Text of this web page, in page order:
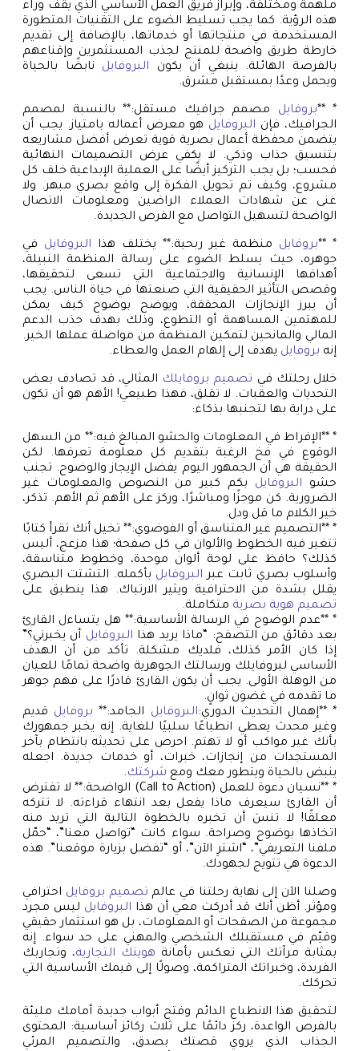
ملهمة ومختلفة، وإبراز فريق العمل الأساسي الذي يقف وراء
هذه الرؤية. كما يجب تسليط الضوء على التقنيات المتطورة
المستخدمة في منتجاتها أو خدماتها، بالإضافة إلى تقديم
خارطة طريق واضحة للمنتج لجذب المستثمرين وإقناعهم
بالفرصة الهائلة. ينبغي أن يكون البروفايل نابضًا بالحياة
ويحمل وعدًا بمستقبل مشرق.
* **بروفايل مصمم جرافيك مستقل:** بالنسبة لمصمم
الجرافيك، فإن البروفايل هو معرض أعماله بامتياز. يجب أن
يتضمن محفظة أعمال بصرية قوية تعرض أفضل مشاريعه
بتنسيق جذاب وذكي. لا يكفي عرض التصميمات النهائية
فحسب؛ بل يجب التركيز أيضًا على العملية الإبداعية خلف كل
مشروع، وكيف تم تحويل الفكرة إلى واقع بصري مبهر. ولا
غنى عن شهادات العملاء الراضين ومعلومات الاتصال
الواضحة لتسهيل التواصل مع الفرص الجديدة.
* **بروفايل منظمة غير ربحية:** يختلف هذا البروفايل في
جوهره، حيث يسلط الضوء على رسالة المنظمة النبيلة،
أهدافها الإنسانية والاجتماعية التي تسعى لتحقيقها،
وقصص التأثير الحقيقية التي صنعتها في حياة الناس. يجب
أن يبرز الإنجازات المحققة، ويوضح بوضوح كيف يمكن
للمهتمين المساهمة أو التطوع، وذلك بهدف جذب الدعم
المالي والمانحين لتمكين المنظمة من مواصلة عملها الخير.
إنه بروفايل يهدف إلى إلهام العمل والعطاء.
خلال رحلتك في تصميم بروفايلك المثالي، قد تصادف بعض
التحديات والعقبات. لا تقلق، فهذا طبيعي! الأهم هو أن تكون
على دراية بها لتجنبها بذكاء:
* **الإفراط في المعلومات والحشو المبالغ فيه:** من السهل
الوقوع في فخ الرغبة بتقديم كل معلومة تعرفها. لكن
الحقيقة هي أن الجمهور اليوم يفضل الإيجاز والوضوح. تجنب
حشو البروفايل بكم كبير من النصوص والمعلومات غير
الضرورية. كن موجزًا ومباشرًا، وركز على الأهم ثم الأهم. تذكر،
خير الكلام ما قل ودل.
* **التصميم غير المتناسق أو الفوضوي:** تخيل أنك تقرأ كتابًا
تتغير فيه الخطوط والألوان في كل صفحة؛ هذا مزعج، أليس
كذلك؟ حافظ على لوحة ألوان موحدة، وخطوط متناسقة،
وأسلوب بصري ثابت عبر البروفايل بأكمله. التشتت البصري
يقلل بشدة من الاحترافية ويثير الارتباك. هذا ينطبق على
تصميم هوية بصرية متكاملة.
* **عدم الوضوح في الرسالة الأساسية:** هل يتساءل القارئ
بعد دقائق من التصفح: “ماذا يريد هذا البروفايل أن يخبرني؟”
إذا كان الأمر كذلك، فلديك مشكلة. تأكد من أن الهدف
الأساسي لبروفايلك ورسالتك الجوهرية واضحة تمامًا للعيان
من الوهلة الأولى. يجب أن يكون القارئ قادرًا على فهم جوهر
ما تقدمه في غضون ثوانٍ.
* **إهمال التحديث الدوري:البروفايل الجامد:** بروفايل قديم
وغير محدث يعطي انطباعًا سلبيًا للغاية. إنه يخبر جمهورك
بأنك غير مواكب أو لا تهتم. احرص على تحديثه بانتظام بآخر
المستجدات من إنجازات، خبرات، أو خدمات جديدة. اجعله
ينبض بالحياة ويتطور معك ومع شركتك.
* **نسيان دعوة للعمل (Call to Action) الواضحة:** لا تفترض
أن القارئ سيعرف ماذا يفعل بعد انتهاء قراءته. لا تتركه
معلقًا! لا تنسَ أن تخبره بالخطوة التالية التي تريد منه
اتخاذها بوضوح وصراحة. سواء كانت “تواصل معنا”، “حمّل
ملفنا التعريفي”، “اشترِ الآن”، أو “تفضل بزيارة موقعنا”. هذه
الدعوة هي تتويج لجهودك.
وصلنا الآن إلى نهاية رحلتنا في عالم تصميم بروفايل احترافي
ومؤثر. أظن أنك قد أدركت معي أن هذا البروفايل ليس مجرد
مجموعة من الصفحات أو المعلومات، بل هو استثمار حقيقي
وقيّم في مستقبلك الشخصي والمهني على حد سواء. إنه
بمثابة مرآتك التي تعكس بأمانة هويتك التجارية، وتجاربك
الفريدة، وخبراتك المتراكمة، وصولًا إلى قيمك الأساسية التي
تحركك.
لتحقيق هذا الانطباع الدائم وفتح أبواب جديدة أمامك مليئة
بالفرص الواعدة، ركز دائمًا على ثلاث ركائز أساسية: المحتوى
الجذاب الذي يروي قصتك بصدق، والتصميم المرئي